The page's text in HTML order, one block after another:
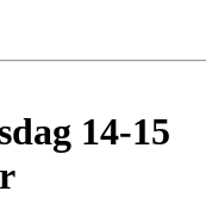
14-15